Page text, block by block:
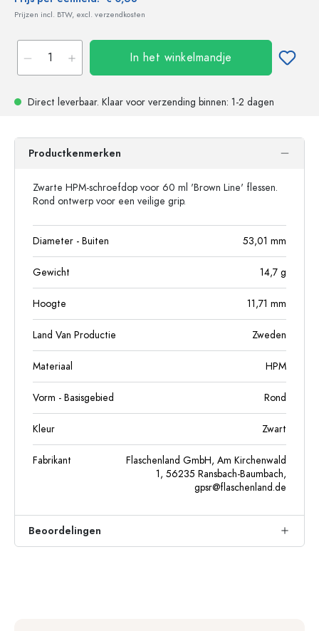
Prijzen incl. BTW, excl. verzendkosten
In het winkelmandje
Direct leverbaar. Klaar voor verzending binnen: 1-2 dagen
Productkenmerken
Zwarte HPM-schroefdop voor 60 ml 'Brown Line' flessen.
Rond ontwerp voor een veilige grip.
Diameter - Buiten 53,01 mm
Gewicht 14,7 g
Hoogte 11,71 mm
Land Van Productie Zweden
Materiaal HPM
Vorm - Basisgebied Rond
Kleur Zwart
Fabrikant
Flaschenland GmbH, Am Kirchenwald
1, 56235 Ransbach-Baumbach,
gpsr@flaschenland.de
Beoordelingen